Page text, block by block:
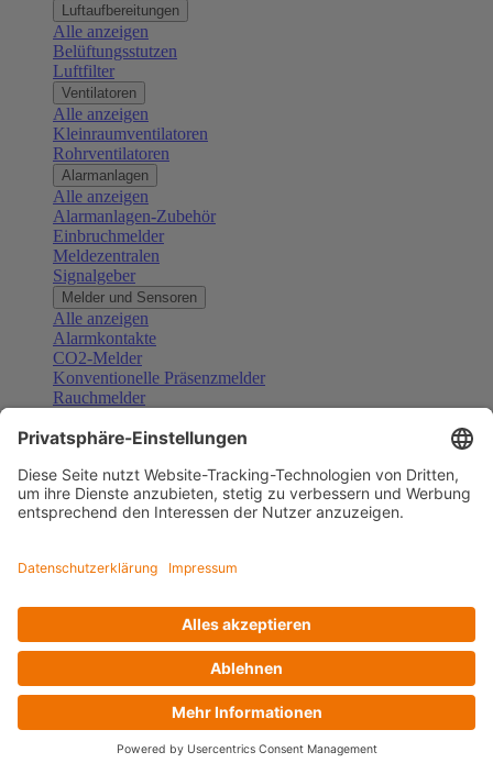
Luftaufbereitungen
Alle anzeigen
Belüftungsstutzen
Luftfilter
Ventilatoren
Alle anzeigen
Kleinraumventilatoren
Rohrventilatoren
Alarmanlagen
Alle anzeigen
Alarmanlagen-Zubehör
Einbruchmelder
Meldezentralen
Signalgeber
Melder und Sensoren
Alle anzeigen
Alarmkontakte
CO2-Melder
Konventionelle Präsenzmelder
Rauchmelder
Gefahrenmelder
Türsprechanlagen
Alle anzeigen
Außenstationen
Klingeltaster und Gongs
Sprechanlagen-Sets
Zubehör Türkommunikation
Videoüberwachung
Zubehör Videoüberwachung
Alle anzeigen